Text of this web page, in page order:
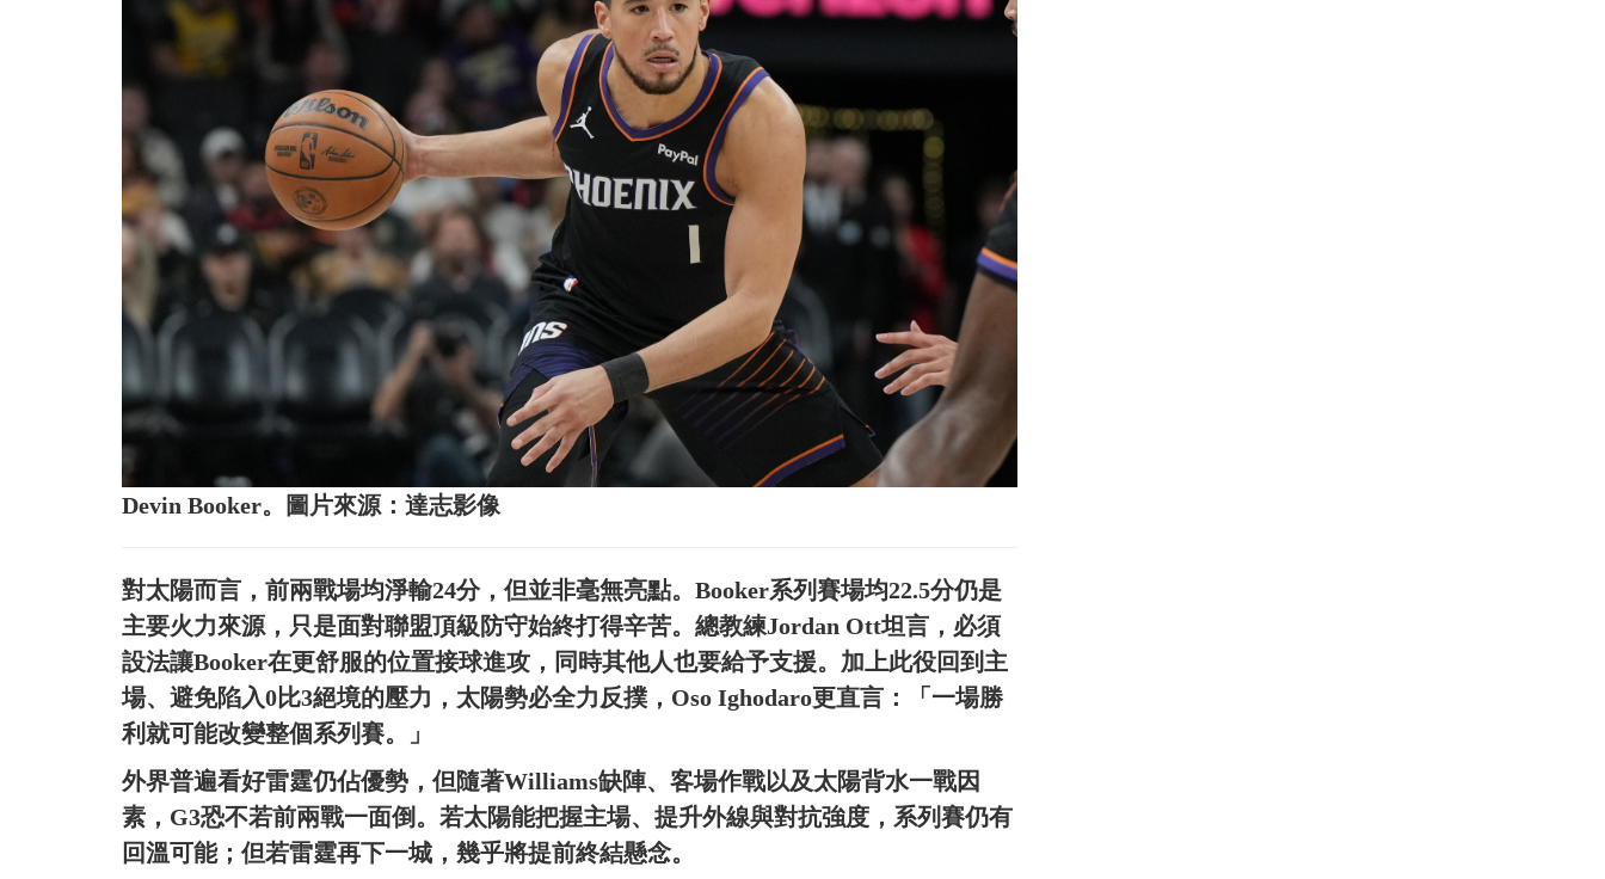
Devin Booker。圖片來源：達志影像
對太陽而言，前兩戰場均淨輸24分，但並非毫無亮點。Booker系列賽場均22.5分仍是
主要火力來源，只是面對聯盟頂級防守始終打得辛苦。總教練Jordan Ott坦言，必須
設法讓Booker在更舒服的位置接球進攻，同時其他人也要給予支援。加上此役回到主
場、避免陷入0比3絕境的壓力，太陽勢必全力反撲，Oso Ighodaro更直言：「一場勝
利就可能改變整個系列賽。」
外界普遍看好雷霆仍佔優勢，但隨著Williams缺陣、客場作戰以及太陽背水一戰因
素，G3恐不若前兩戰一面倒。若太陽能把握主場、提升外線與對抗強度，系列賽仍有
回溫可能；但若雷霆再下一城，幾乎將提前終結懸念。